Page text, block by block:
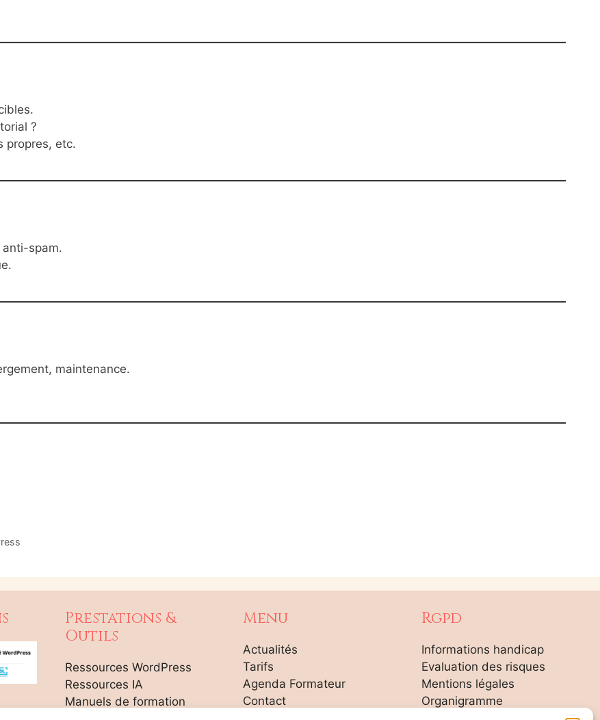
?
propres, etc.
anti-spam.
maintenance.
Prestations &
Outils
Ressources WordPress
Ressources IA
Manuels de formation
Menu
Actualités
Tarifs
Agenda Formateur
Contact
Rgpd
Informations handicap
Evaluation des risques
Mentions légales
Organigramme